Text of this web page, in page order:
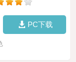
PC下载